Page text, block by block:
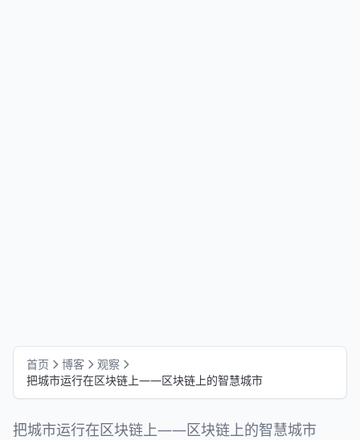
首页 博客
观察
把城市运行在区块链上——区块链上的智慧城市
把城市运行在区块链上——区块链上的智慧城市